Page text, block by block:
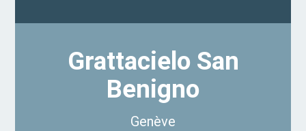
Grattacielo San
Benigno
Genève